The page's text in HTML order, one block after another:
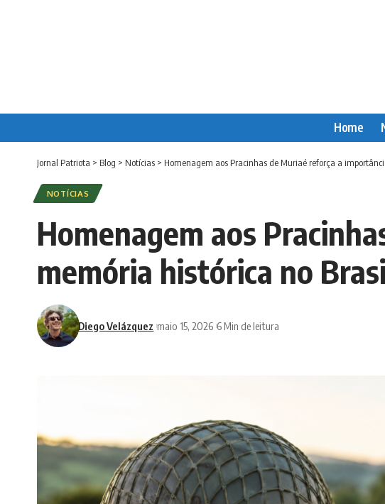
Home
Jornal Patriota > Blog > Notícias > Homenagem aos Pracinhas de Muriaé reforça a
NOTÍCIAS
Homenagem aos
memória histórica no
Diego Velázquez maio 15, 2026 6 Min de leitura